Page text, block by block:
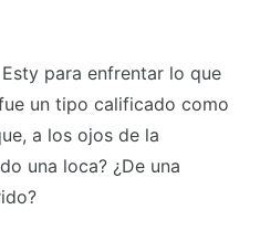
para enfrentar lo que
un tipo calificado como
a los ojos de la
una loca? ¿De una